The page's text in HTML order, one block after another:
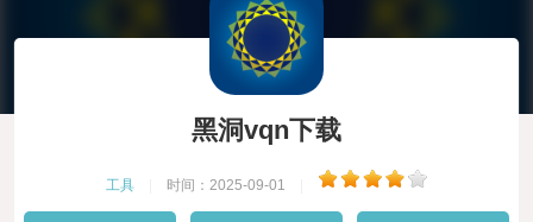
黑洞vqn下载
工具 时间：2025-09-01